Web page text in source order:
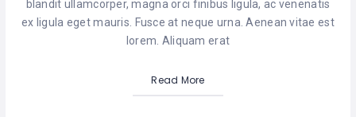
blandit ullamcorper, magna orci finibus ligula, ac venenatis
ex ligula eget mauris. Fusce at neque urna. Aenean vitae est
lorem. Aliquam erat
Read More